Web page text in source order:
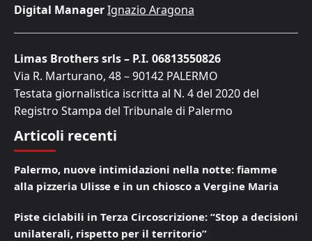
Digital ManagerIgnazio Aragona
Limas Brothers srls – P.I. 06813550826
Via R. Marturano, 48 – 90142 PALERMO
Testata giornalistica iscritta al N. 4 del 2020 del
Registro Stampa del Tribunale di Palermo
Articoli recenti
Palermo, nuove intimidazioni nella notte: fiamme
alla pizzeria Ulisse e in un chiosco a Vergine Maria
Piste ciclabili in Terza Circoscrizione: “Stop a decisioni
unilaterali, rispetto per il territorio”